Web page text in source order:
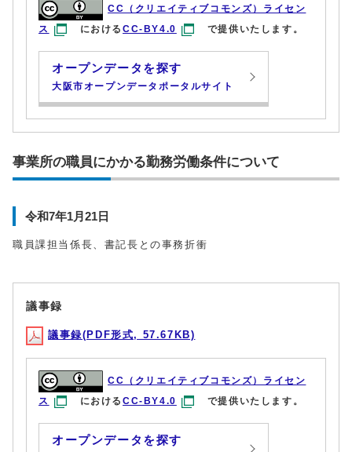
CC（クリエイティブコモンズ）ライセン
ス
におけるCC-BY4.0 で提供いたします。
オープンデータを探す
大阪市オープンデータポータルサイト
事業所の職員にかかる勤務労働条件について
令和7年1月21日
職員課担当係長、書記長との事務折衝
議事録
議事録(PDF形式, 57.67KB)
CC（クリエイティブコモンズ）ライセン
ス
におけるCC-BY4.0 で提供いたします。
オープンデータを探す